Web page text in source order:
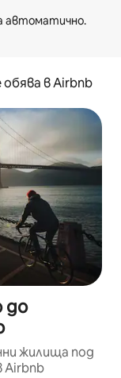
в Airbnb
до
жилища под
Airbnb